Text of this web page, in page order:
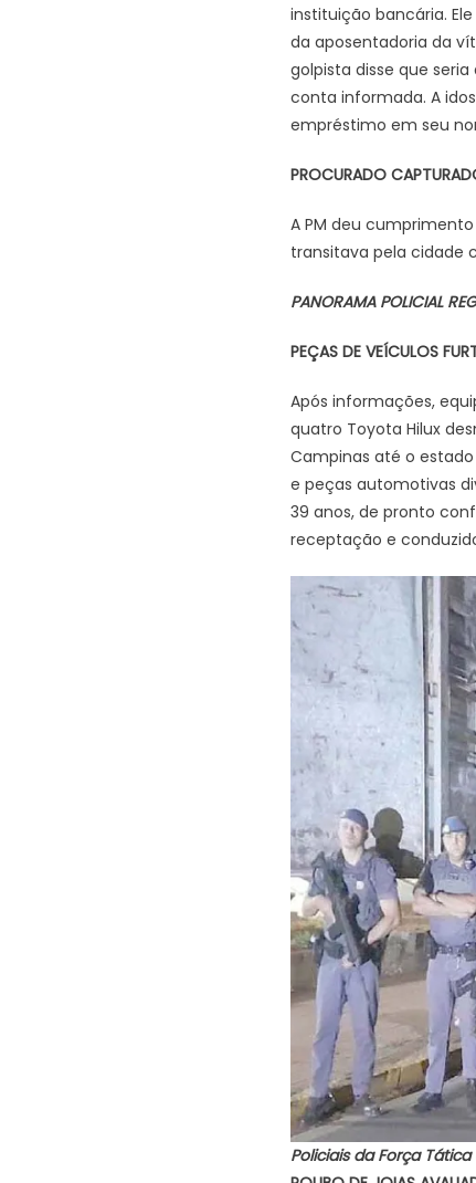
instituição bancária.
da aposentadoria da
golpista disse que seria
conta informada. A
empréstimo em seu
PROCURADO
A PM deu
transitava pela cidade
PANORAMA POLICIAL
PEÇAS DE VEÍCULOS
Após informações,
quatro Toyota Hilux
Campinas até o
e peças automotivas
39 anos, de pronto
receptação e
Policiais da Força